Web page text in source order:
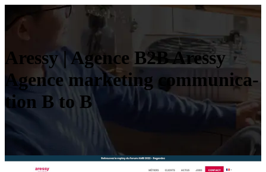
Aressy | Agence B2B Aressy
Agence marketing com­munica­
tion B to B